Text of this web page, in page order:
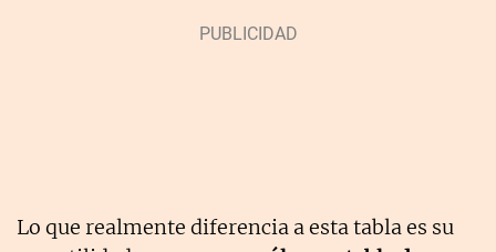
Lo que realmente diferencia a esta tabla es su